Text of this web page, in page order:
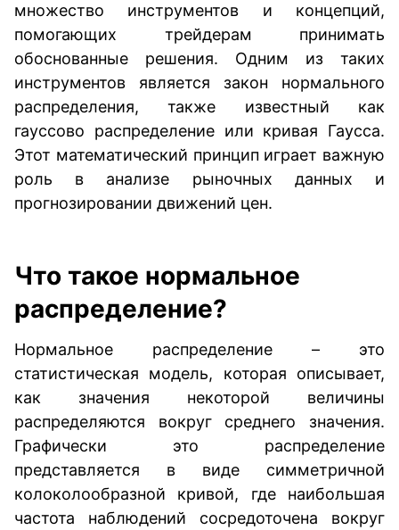
множество инструментов и концепций,
помогающих трейдерам принимать
обоснованные решения. Одним из таких
инструментов является закон нормального
распределения, также известный как
гауссово распределение или кривая Гаусса.
Этот математический принцип играет важную
роль в анализе рыночных данных и
прогнозировании движений цен.
Что такое нормальное
распределение?
Нормальное распределение – это
статистическая модель, которая описывает,
как значения некоторой величины
распределяются вокруг среднего значения.
Графически это распределение
представляется в виде симметричной
колоколообразной кривой, где наибольшая
частота наблюдений сосредоточена вокруг